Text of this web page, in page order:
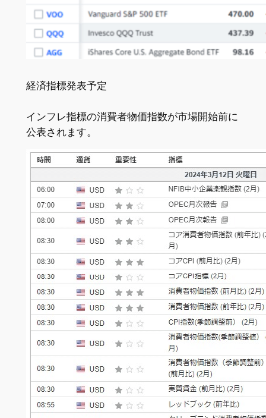
経済指標発表予定
インフレ指標の消費者物価指数が市場開始前に
公表されます。